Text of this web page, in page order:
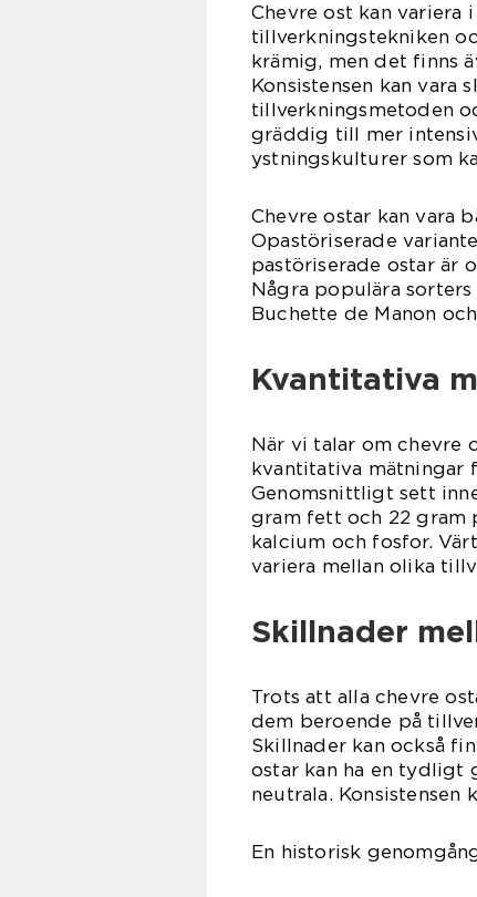
Chevre ost kan variera
tillverkningstekniken
krämig, men det finns
Konsistensen kan vara
tillverkningsmetoden
gräddig till mer
ystningskulturer som
Chevre ostar kan vara
Opastöriserade
pastöriserade ostar är
Några populära
Buchette de Manon
Kvantitativa
När vi talar om chevre
kvantitativa mätningar
Genomsnittligt sett
gram fett och 22 gram
kalcium och fosfor.
variera mellan olika
Skillnader
Trots att alla chevre
dem beroende på
Skillnader kan också
ostar kan ha en tydligt
neutrala.
En historisk